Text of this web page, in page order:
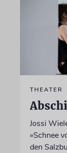
THEATER
Jossi
»Schnee
den